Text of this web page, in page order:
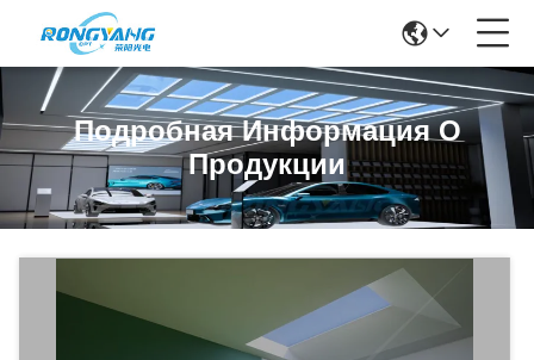
Подробная Информация О
Продукции